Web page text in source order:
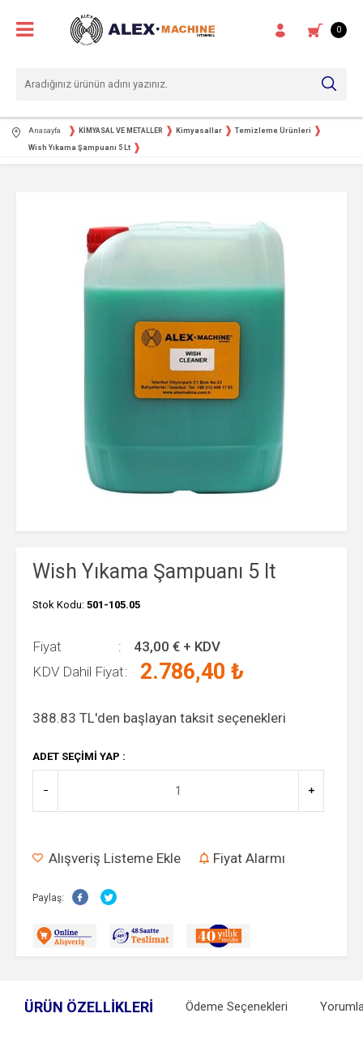
0
Anasayfa KİMYASAL VE METALLER Kimyasallar Temizleme Ürünleri
Wish Yıkama Şampuanı 5 Lt
Wish Yıkama Şampuanı 5 lt
Stok Kodu: 501-105.05
Fiyat 43,00 € + KDV
KDV Dahil Fiyat
2.786,40 ₺
388.83 TL'den başlayan taksit seçenekleri
ADET SEÇIMI YAP :
Alışveriş Listeme Ekle Fiyat Alarmı
Paylaş:
ÜRÜN ÖZELLIKLERI Ödeme Seçenekleri